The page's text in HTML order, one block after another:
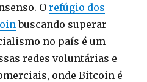
Orefúgio dos
buscando superar
no país é um
redes voluntárias e
onde Bitcoin é